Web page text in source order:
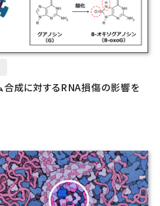
成に対するRNA損傷の影響を